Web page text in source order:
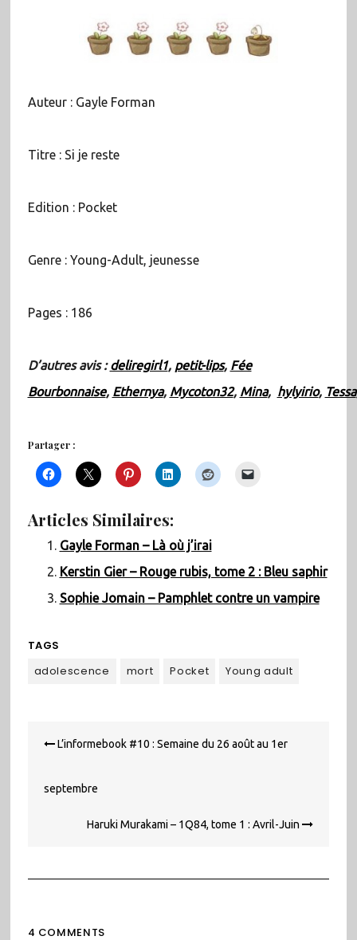
Auteur : Gayle Forman
Titre : Si je reste
Edition : Pocket
Genre : Young-Adult, jeunesse
Pages : 186
D’autres avis :deliregirl1, petit-lips, Fée
Bourbonnaise, Ethernya, Mycoton32, Mina, hylyirio, Tessa
Partager :
Articles Similaires:
Gayle Forman – Là où j’irai
Kerstin Gier – Rouge rubis, tome 2 : Bleu saphir
Sophie Jomain – Pamphlet contre un vampire
TAGS
adolescence
mort Pocket Young adult
Navigation
de L’informebook #10 : Semaine du 26 août au 1er
septembre
Haruki Murakami – 1Q84, tome 1 : Avril-Juin
4 COMMENTS